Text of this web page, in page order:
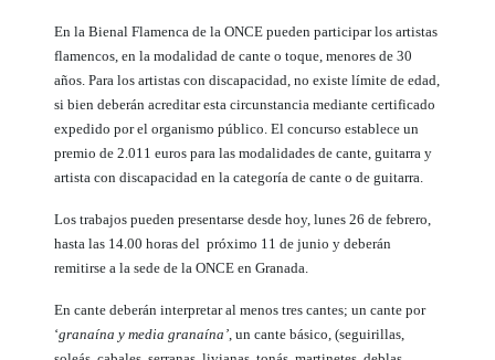
En la Bienal Flamenca de la ONCE pueden participar los artistas
flamencos, en la modalidad de cante o toque, menores de 30
años. Para los artistas con discapacidad, no existe límite de edad,
si bien deberán acreditar esta circunstancia mediante certificado
expedido por el organismo público. El concurso establece un
premio de 2.011 euros para las modalidades de cante, guitarra y
artista con discapacidad en la categoría de cante o de guitarra.
Los trabajos pueden presentarse desde hoy, lunes 26 de febrero,
hasta las 14.00 horas del próximo 11 de junio y deberán
remitirse a la sede de la ONCE en Granada.
En cante deberán interpretar al menos tres cantes; un cante por
‘granaína y media granaína’ , un cante básico, (seguirillas,